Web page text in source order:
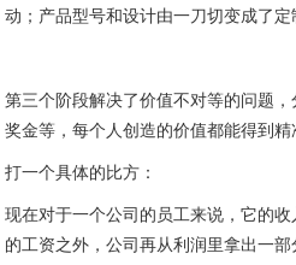
动；产品型号和设计由一刀切变成了定
第三个阶段解决了价值不对等的问题，
奖金等，每个人创造的价值都能得到精
打一个具体的比方：
现在对于一个公司的员工来说，它的
的工资之外，公司再从利润里拿出一